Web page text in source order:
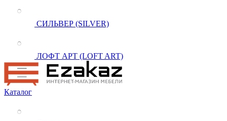
СИЛЬВЕР (SILVER)
ЛОФТ АРТ (LOFT ART)
Каталог